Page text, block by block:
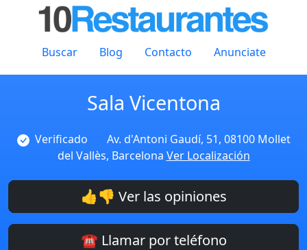
Buscar Blog Contacto Anunciate
Sala Vicentona
Verificado
Av. d'Antoni Gaudí, 51, 08100 Mollet
del Vallès, Barcelona Ver Localización
👍👎 Ver las opiniones
☎️ Llamar por teléfono